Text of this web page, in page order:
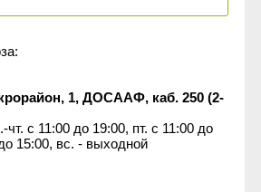
1, ДОСААФ, каб. 250 (2-
с 11:00 до 19:00, пт. с 11:00 до
15:00, вс. - выходной